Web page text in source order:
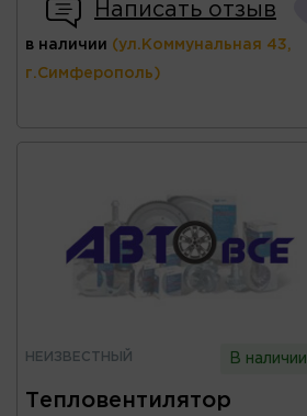
Написать отзыв
в наличии (ул.Коммунальная 43,
г.Симферополь)
НЕИЗВЕСТНЫЙ В наличии
Тепловентилятор